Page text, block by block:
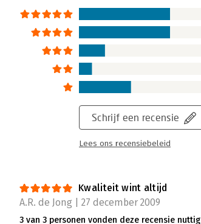
Schrijf een recensie
Lees ons recensiebeleid
Kwaliteit wint altijd
A.R. de Jong | 27 december 2009
3 van 3 personen vonden deze recensie nuttig